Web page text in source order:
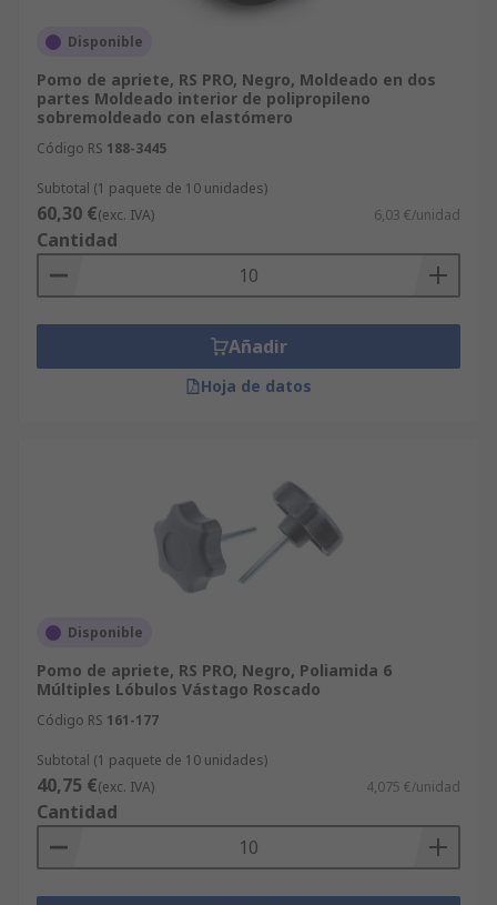
Mandos de estrella: su forma permite una buena
sujeción para girarlos fácilmente con la mano.
se seleccionan en función de la sujeción y la
presión requeridas. Mandos de bola: ideales para
utilizarlos con tiradores y palancas. Tornillos de
reducidos, ofrecen una mayor sujeción que una
tuerca plana y se pueden apretar con la mano o
con una herramienta. Mandos en forma de T: se
instalan fácilmente y se sujetan con un diseño
Disponible
Pomo de apriete, RS PRO, Negro, Moldeado en dos
partes Moldeado interior de polipropileno
sobremoldeado con elastómero
Código RS 188-3445
Subtotal (1 paquete de 10 unidades)
60,30 €(exc. IVA) 6,03 €/unidad
Cantidad
Añadir
Hoja de datos
Disponible
Pomo de apriete, RS PRO, Negro, Poliamida 6
Múltiples Lóbulos Vástago Roscado
Código RS 161-177
Subtotal (1 paquete de 10 unidades)
40,75 €(exc. IVA) 4,075 €/unidad
Cantidad